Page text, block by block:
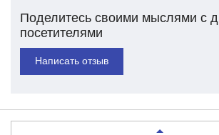
Поделитесь своими мыслями с
посетителями
Написать отзыв